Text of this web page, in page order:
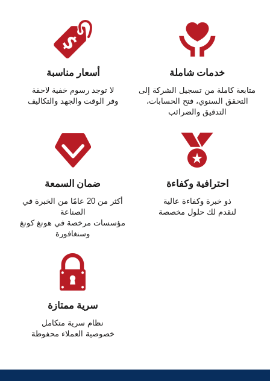
أسعار مناسبة
لا توجد رسوم خفية لاحقة
وفر الوقت والجهد والتكاليف
خدمات شاملة
متابعة كاملة من تسجيل الشركة إلى
التحقق السنوي، فتح الحسابات،
التدقيق والضرائب
ضمان السمعة
أكثر من 20 عامًا من الخبرة في
الصناعة
مؤسسات مرخصة في هونغ كونغ
وسنغافورة
احترافية وكفاءة
ذو خبرة وكفاءة عالية
لنقدم لك حلول مخصصة
سرية ممتازة
نظام سرية متكامل
خصوصية العملاء محفوظة